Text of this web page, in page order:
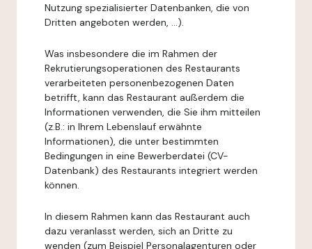
Nutzung spezialisierter Datenbanken, die von
Dritten angeboten werden, ...).
Was insbesondere die im Rahmen der
Rekrutierungsoperationen des Restaurants
verarbeiteten personenbezogenen Daten
betrifft, kann das Restaurant außerdem die
Informationen verwenden, die Sie ihm mitteilen
(z.B.: in Ihrem Lebenslauf erwähnte
Informationen), die unter bestimmten
Bedingungen in eine Bewerberdatei (CV-
Datenbank) des Restaurants integriert werden
können.
In diesem Rahmen kann das Restaurant auch
dazu veranlasst werden, sich an Dritte zu
wenden (zum Beispiel Personalagenturen oder